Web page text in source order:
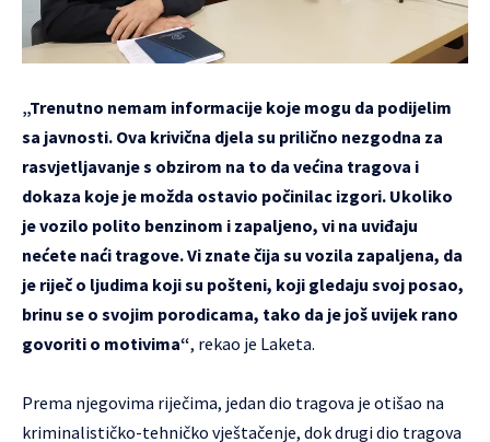
„Trenutno nemam informacije koje mogu da podijelim
sa javnosti. Ova krivična djela su prilično nezgodna za
rasvjetljavanje s obzirom na to da većina tragova i
dokaza koje je možda ostavio počinilac izgori. Ukoliko
je vozilo polito benzinom i zapaljeno, vi na uviđaju
nećete naći tragove. Vi znate čija su vozila zapaljena, da
je riječ o ljudima koji su pošteni, koji gledaju svoj posao,
brinu se o svojim porodicama, tako da je još uvijek rano
govoriti o motivima“, rekao je Laketa.
Prema njegovima riječima, jedan dio tragova je otišao na
kriminalističko-tehničko vještačenje, dok drugi dio tragova